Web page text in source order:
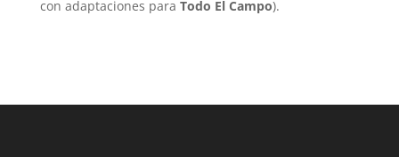
con adaptaciones para Todo El Campo).